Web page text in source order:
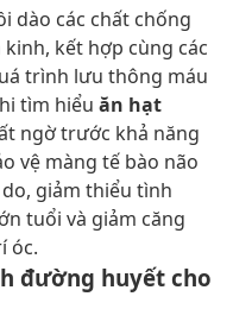
dào các chất chống
kết hợp cùng các
trình lưu thông máu
tìm hiểu ăn hạt
ngờ trước khả năng
vệ màng tế bào não
giảm thiểu tình
tuổi và giảm căng
óc.
đường huyết cho